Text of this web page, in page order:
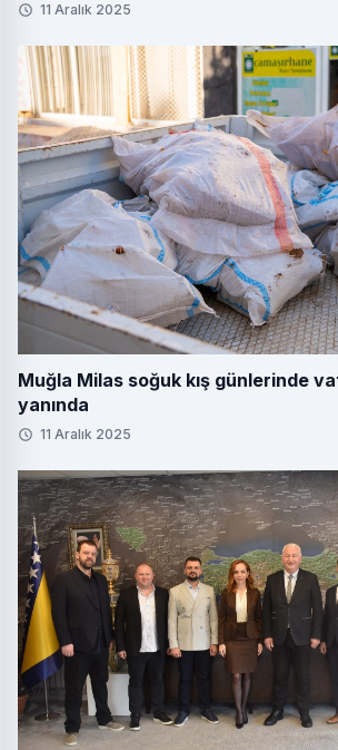
11 Aralık 2025
Muğla Milas soğuk kış günlerinde
yanında
11 Aralık 2025